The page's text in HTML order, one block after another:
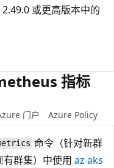
或更高版本中的
指标
门户 Azure Policy
命令（针对新群
群集）中使用 az aks